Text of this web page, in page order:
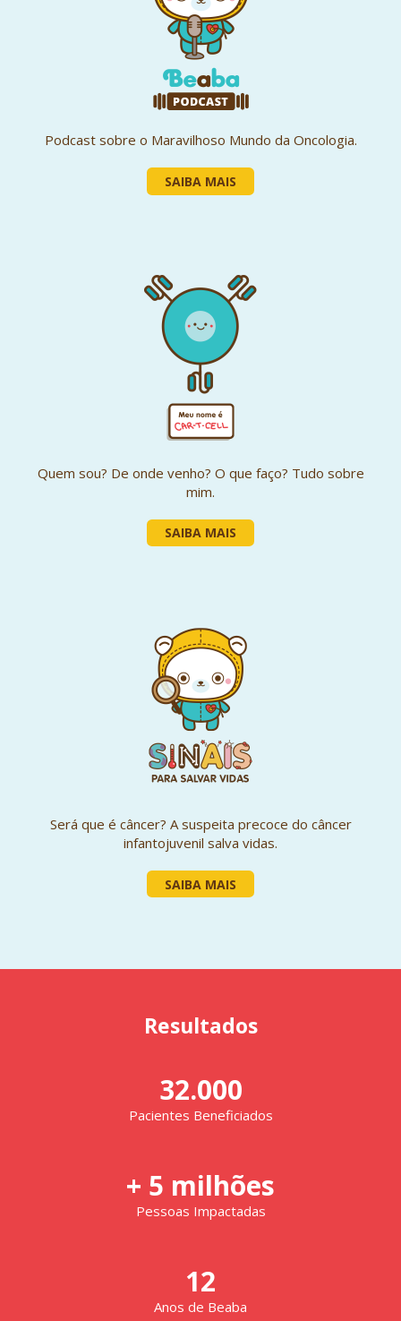
Podcast sobre o Maravilhoso Mundo da Oncologia.
SAIBA MAIS
Quem sou? De onde venho? O que faço? Tudo sobre
mim.
SAIBA MAIS
Será que é câncer? A suspeita precoce do câncer
infantojuvenil salva vidas.
SAIBA MAIS
Resultados
32.000
Pacientes Beneficiados
+ 5 milhões
Pessoas Impactadas
12
Anos de Beaba